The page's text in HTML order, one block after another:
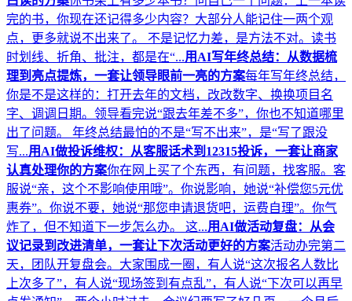
完的书，你现在还记得多少内容？大部分人能记住一两个观
点，更多就说不出来了。 不是记忆力差，是方法不对。读书
时划线、折角、批注，都是在“...用AI写年终总结：从数据梳
理到亮点提炼，一套让领导眼前一亮的方案每年写年终总结，
你是不是这样的：打开去年的文档，改改数字、换换项目名
字、调调日期。领导看完说“跟去年差不多”，你也不知道哪里
出了问题。 年终总结最怕的不是“写不出来”，是“写了跟没
写...用AI做投诉维权：从客服话术到12315投诉，一套让商家
认真处理你的方案你在网上买了个东西，有问题，找客服。客
服说“亲，这个不影响使用哦”。你说影响，她说“补偿您5元优
惠券”。你说不要，她说“那您申请退货吧，运费自理”。你气
炸了，但不知道下一步怎么办。 这...用AI做活动复盘：从会
议记录到改进清单，一套让下次活动更好的方案活动办完第二
天，团队开复盘会。大家围成一圈，有人说“这次报名人数比
上次多了”，有人说“现场签到有点乱”，有人说“下次可以再早